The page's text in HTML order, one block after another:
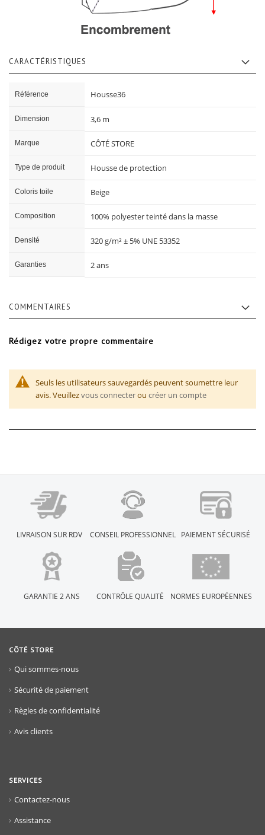
CARACTÉRISTIQUES
Référence Housse36
Dimension 3,6 m
Marque CÔTÉ STORE
Type de produit Housse de protection
Coloris toile Beige
Composition 100% polyester teinté dans la masse
Densité 320 g/m² ± 5% UNE 53352
Garanties 2 ans
COMMENTAIRES
Rédigez votre propre commentaire
Seuls les utilisateurs sauvegardés peuvent soumettre leur
avis. Veuillezvous connecterou créer un compte
LIVRAISON SUR RDV CONSEIL PROFESSIONNEL PAIEMENT SÉCURISÉ
GARANTIE 2 ANS CONTRÔLE QUALITÉ NORMES EUROPÉENNES
CÔTÉ STORE
Qui sommes-nous
Sécurité de paiement
Règles de confidentialité
Avis clients
SERVICES
Contactez-nous
Assistance